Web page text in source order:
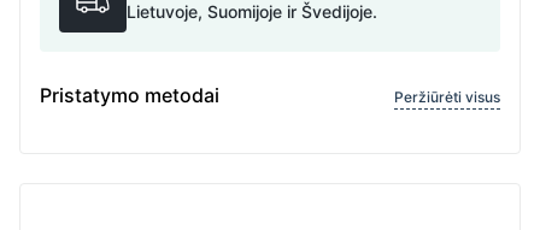
Lietuvoje, Suomijoje ir Švedijoje.
Pristatymo metodai Peržiūrėti visus